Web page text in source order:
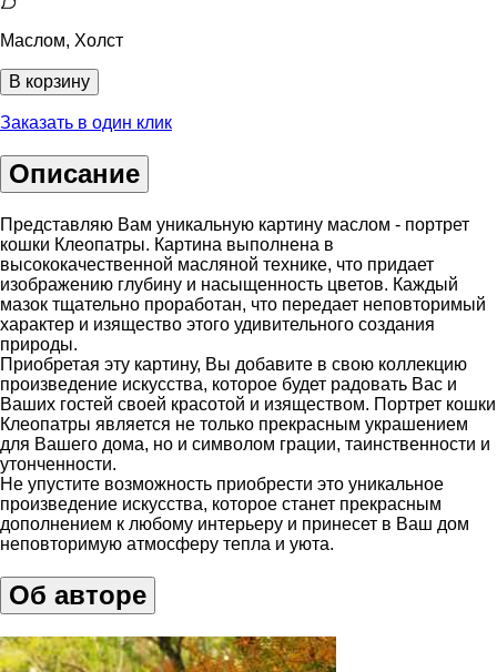
Маслом, Холст
В корзину
Заказать в один клик
Описание
Представляю Вам уникальную картину маслом - портрет
кошки Клеопатры. Картина выполнена в
высококачественной масляной технике, что придает
изображению глубину и насыщенность цветов. Каждый
мазок тщательно проработан, что передает неповторимый
характер и изящество этого удивительного создания
природы.
Приобретая эту картину, Вы добавите в свою коллекцию
произведение искусства, которое будет радовать Вас и
Ваших гостей своей красотой и изяществом. Портрет кошки
Клеопатры является не только прекрасным украшением
для Вашего дома, но и символом грации, таинственности и
утонченности.
Не упустите возможность приобрести это уникальное
произведение искусства, которое станет прекрасным
дополнением к любому интерьеру и принесет в Ваш дом
неповторимую атмосферу тепла и уюта.
Об авторе